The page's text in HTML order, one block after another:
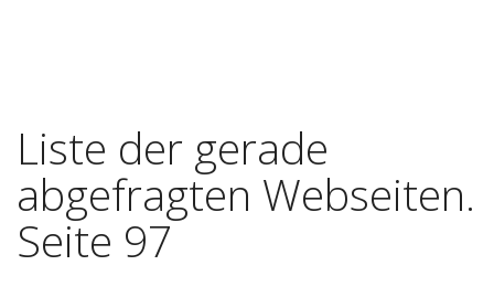
Liste der gerade
abgefragten Webseiten.
Seite 97